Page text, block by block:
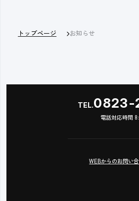
トップページ お知らせ
TEL.0823-
電話対応時間
WEBからのお問い